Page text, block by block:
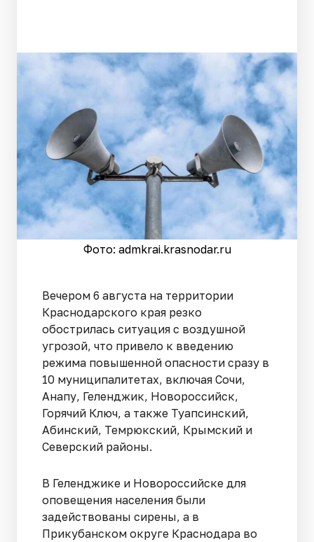
Фото: admkrai.krasnodar.ru
Вечером 6 августа на территории
Краснодарского края резко
обострилась ситуация с воздушной
угрозой, что привело к введению
режима повышенной опасности сразу в
10 муниципалитетах, включая Сочи,
Анапу, Геленджик, Новороссийск,
Горячий Ключ, а также Туапсинский,
Абинский, Темрюкский, Крымский и
Северский районы.
В Геленджике и Новороссийске для
оповещения населения были
задействованы сирены, а в
Прикубанском округе Краснодара во